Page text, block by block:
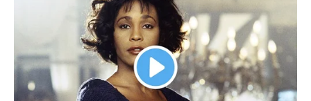
Biodata & Profil
Nama Lengkap: Heidi Grey
Nama Panggung: Heidi Grey